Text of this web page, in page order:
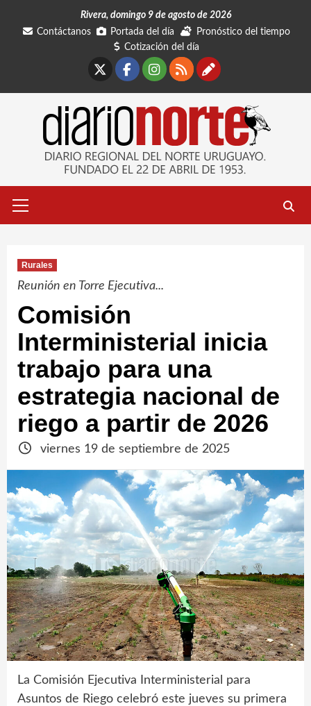
Rivera, domingo 9 de agosto de 2026
Contáctanos
Portada del día
Pronóstico del tiempo
Cotización del día
Facebook
Instagram
RSSContáctanos
primario
Rurales
Reunión en Torre Ejecutiva...
Comisión
Interministerial inicia
trabajo para una
estrategia nacional de
riego a partir de 2026
viernes 19 de septiembre de 2025
La Comisión Ejecutiva Interministerial para
Asuntos de Riego celebró este jueves su primera